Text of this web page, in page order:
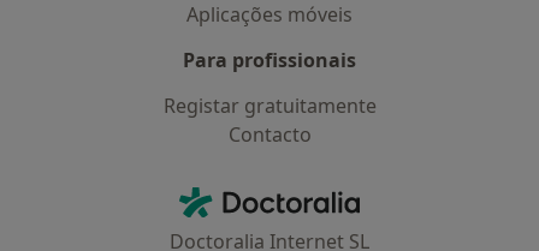
Aplicações móveis
Para profissionais
Registar gratuitamente
Contacto
Doctoralia - Homepage
Doctoralia Internet SL